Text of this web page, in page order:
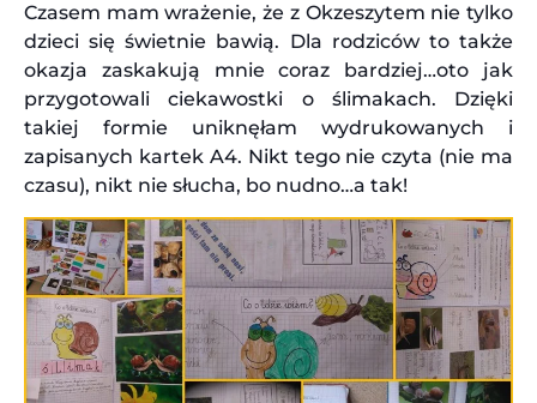
Czasem mam wrażenie, że z Okzeszytem nie tylko
dzieci się świetnie bawią. Dla rodziców to także
okazja zaskakują mnie coraz bardziej…oto jak
przygotowali ciekawostki o ślimakach. Dzięki
takiej formie uniknęłam wydrukowanych i
zapisanych kartek A4. Nikt tego nie czyta (nie ma
czasu), nikt nie słucha, bo nudno…a tak!